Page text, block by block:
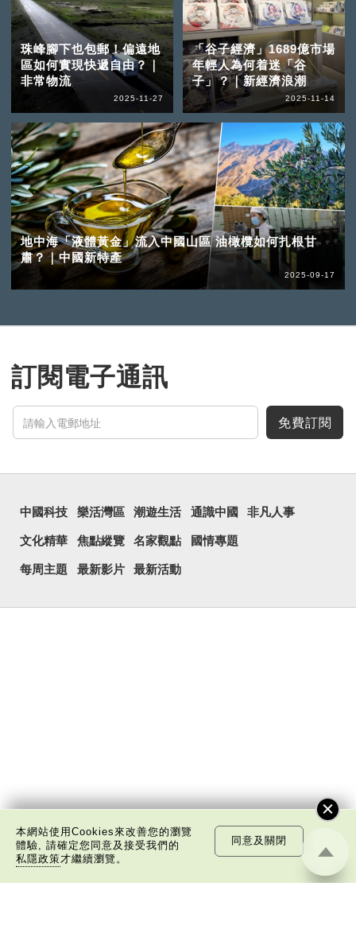
珠峰腳下也包郵！偏遠地
區如何實現快遞自由？｜
非常物流
2025-11-27
「谷子經濟」1689億市場
年輕人為何着迷「谷
子」？｜新經濟浪潮
2025-11-14
地中海「液體黃金」流入中國山區 油橄欖如何扎根甘
肅？｜中國新特產
2025-09-17
訂閱電子通訊
免費訂閱
中國科技 樂活灣區 潮遊生活 通識中國 非凡人事
文化精華 焦點縱覽 名家觀點 國情專題
每周主題 最新影片 最新活動
本網站使用Cookies來改善您的瀏覽
體驗, 請確定您同意及接受我們的
私隱政策才繼續瀏覽。
同意及關閉